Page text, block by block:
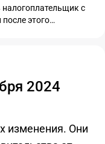
с
этого
2024
изменения. Они